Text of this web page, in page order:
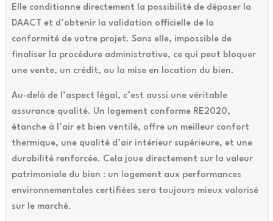
Elle conditionne directement la possibilité de déposer la
DAACT et d’obtenir la validation officielle de la
conformité de votre projet. Sans elle, impossible de
finaliser la procédure administrative, ce qui peut bloquer
une vente, un crédit, ou la mise en location du bien.
Au-delà de l’aspect légal, c’est aussi une véritable
assurance qualité. Un logement conforme RE2020,
étanche à l’air et bien ventilé, offre un meilleur confort
thermique, une qualité d’air intérieur supérieure, et une
durabilité renforcée. Cela joue directement sur la valeur
patrimoniale du bien : un logement aux performances
environnementales certifiées sera toujours mieux valorisé
sur le marché.